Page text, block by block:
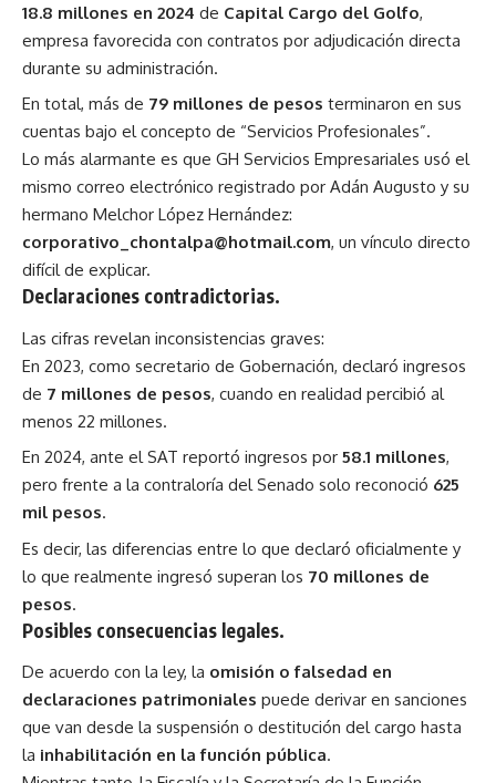
18.8 millones en 2024 de Capital Cargo del Golfo,
empresa favorecida con contratos por adjudicación directa
durante su administración.
En total, más de 79 millones de pesos terminaron en sus
cuentas bajo el concepto de “Servicios Profesionales”.
Lo más alarmante es que GH Servicios Empresariales usó el
mismo correo electrónico registrado por Adán Augusto y su
hermano Melchor López Hernández:
corporativo_chontalpa@hotmail.com, un vínculo directo
difícil de explicar.
Declaraciones contradictorias.
Las cifras revelan inconsistencias graves:
En 2023, como secretario de Gobernación, declaró ingresos
de 7 millones de pesos, cuando en realidad percibió al
menos 22 millones.
En 2024, ante el SAT reportó ingresos por 58.1 millones,
pero frente a la contraloría del Senado solo reconoció 625
mil pesos.
Es decir, las diferencias entre lo que declaró oficialmente y
lo que realmente ingresó superan los 70 millones de
pesos.
Posibles consecuencias legales.
De acuerdo con la ley, la omisión o falsedad en
declaraciones patrimoniales puede derivar en sanciones
que van desde la suspensión o destitución del cargo hasta
la inhabilitación en la función pública.